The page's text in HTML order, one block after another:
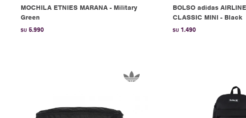
MOCHILA ETNIES MARANA - Military
Green
$U 5.990
BOLSO adidas
CLASSIC MINI - Black
$U 1.490